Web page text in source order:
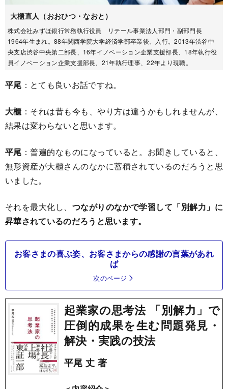
大櫃直人（おおひつ・なおと）
株式会社みずほ銀行常務執行役員 リテール事業法人部門・副部門長
1964年生まれ。88年関西学院大学経済学部卒業後、入行。2013年渋谷中
央支店渋谷中央第二部長、16年イノベーション企業支援部長、18年執行役
員イノベーション企業支援部長、21年執行理事、22年より現職。
平尾 ：とても良いお話ですね。
大櫃 ：それは昔も今も、やり方は違うかもしれませんが、
結果は変わらないと思います。
平尾 ：普遍的なものになっていると。お聞きしていると、
無形資産が大櫃さんのなかに蓄積されているのだろうと思
いました。
それを最大化し、 つながりのなかで学習して「別解力」に
昇華されているのだろうと思います。
お客さまの喜ぶ姿、お客さまからの感謝の言葉があれ
ば
次のページ
起業家の思考法 「別解力」で
圧倒的成果を生む問題発見・
解決・実践の技法
平尾 丈 著